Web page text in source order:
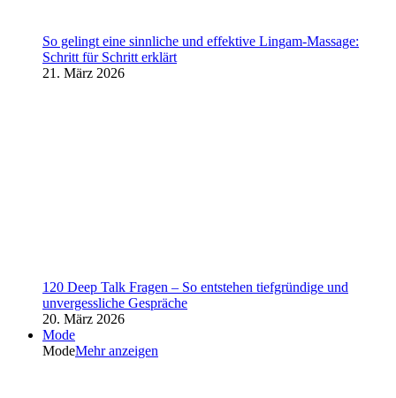
So gelingt eine sinnliche und effektive Lingam-Massage:
Schritt für Schritt erklärt
21. März 2026
120 Deep Talk Fragen – So entstehen tiefgründige und
unvergessliche Gespräche
20. März 2026
Mode
ModeMehr anzeigen